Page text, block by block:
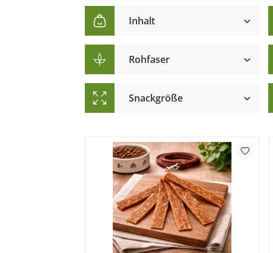
Maul & Lefzen
Knochen & Beine
Inhalt
Rohfaser
Snackgröße